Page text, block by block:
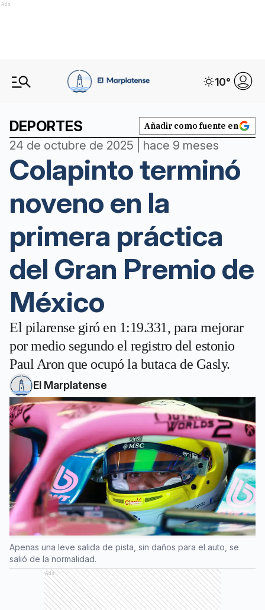
Ads
10°
DEPORTES Añadir como fuente en
24 de octubre de 2025 | hace 9 meses
Colapinto terminó
noveno en la
primera práctica
del Gran Premio de
México
El pilarense giró en 1:19.331, para mejorar
por medio segundo el registro del estonio
Paul Aron que ocupó la butaca de Gasly.
El Marplatense
Apenas una leve salida de pista, sin daños para el auto, se
salió de la normalidad.
Ads